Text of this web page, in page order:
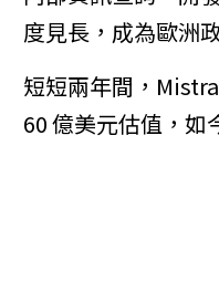
度見長，成為歐洲
短短兩年間，
60 億美元估值，如